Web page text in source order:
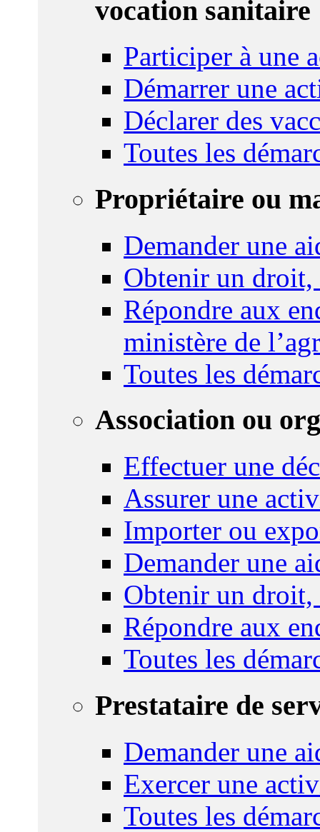
vocation sanitaire
Participer à une
Démarrer une
Déclarer des
Toutes les
Propriétaire ou
Demander une
Obtenir un droit,
Répondre aux
ministère de
Toutes les
Association ou
Effectuer une
Assurer une
Importer ou
Demander une
Obtenir un droit,
Répondre aux
Toutes les
Prestataire de
Demander une
Exercer une
Toutes les